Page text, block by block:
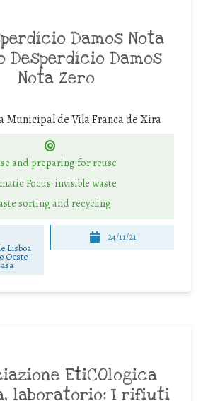
Damos Nota
Desperdício Damos
Nota Zero
Municipal de Vila Franca de Xira
and preparing for reuse
Focus: invisible waste
sorting and recycling
Lisboa
Oeste
24/11/21
EtiCOlogica
laboratorio: I rifiuti